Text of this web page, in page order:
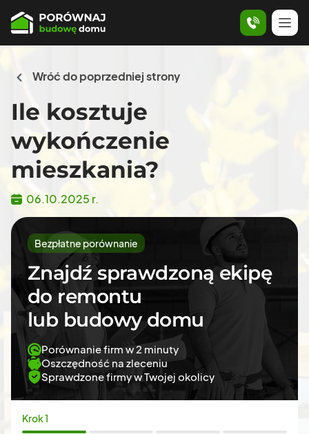
Wróć do poprzedniej strony
Ile kosztuje
wykończenie
mieszkania?
06.10.2025 r.
Bezpłatne porównanie
Znajdź sprawdzoną ekipę
do remontu
lub budowy domu
Porównanie firm w 2 minuty
Oszczędność na zleceniu
Sprawdzone firmy w Twojej okolicy
Krok 1